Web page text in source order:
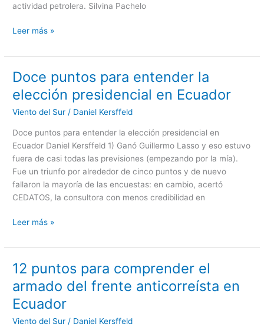
actividad petrolera. Silvina Pachelo
Leer más »
Doce puntos para entender la
elección presidencial en Ecuador
Viento del Sur / Daniel Kersffeld
Doce puntos para entender la elección presidencial en
Ecuador Daniel Kersffeld 1) Ganó Guillermo Lasso y eso estuvo
fuera de casi todas las previsiones (empezando por la mía).
Fue un triunfo por alrededor de cinco puntos y de nuevo
fallaron la mayoría de las encuestas: en cambio, acertó
CEDATOS, la consultora con menos credibilidad en
Doce
puntos
para
entender
elección
Leer más »
12 puntos para comprender el
armado del frente anticorreísta en
Ecuador
Viento del Sur / Daniel Kersffeld
12
puntos
para
comprender
el